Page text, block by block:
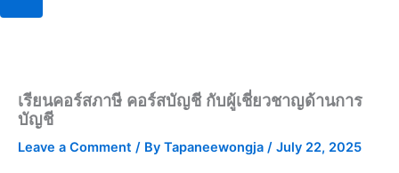
เรียนคอร์สภาษี คอร์สบัญชี กับผู้เชี่ยวชาญด้านการ
บัญชี
Leave a Comment / By Tapaneewongja / July 22, 2025